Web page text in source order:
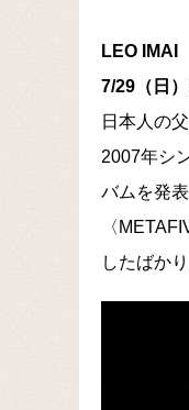
LEO IMAI
7/29（日
日本人の
2007年シ
バムを発
〈
したばかり